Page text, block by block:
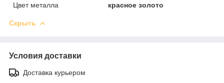
Цвет металла
красное золото
Скрыть
Условия доставки
Доставка курьером